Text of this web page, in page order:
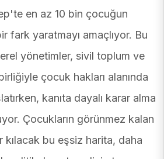
en az 10 bin çocuğun
fark yaratmayı amaçlıyor. Bu
yönetimler, sivil toplum ve
çocuk hakları alanında
kanıta dayalı karar alma
Çocukların görünmez kalan
kılacak bu eşsiz harita, daha